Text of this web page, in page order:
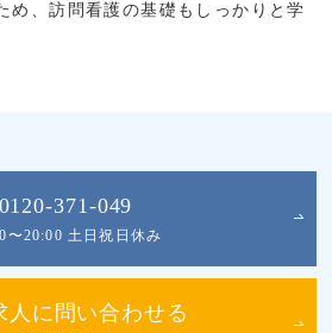
め、訪問看護の基礎もしっかりと学
0120-371-049
〜20:00 土日祝日休み
人に問い合わせる